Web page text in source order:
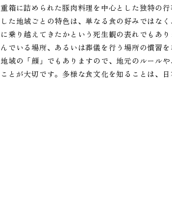
重箱に詰められた豚肉料理を中心とした独特の
した地域ごとの特色は、単なる食の好みではな
に乗り越えてきたかという死生観の表れでもあ
んでいる場所、あるいは葬儀を行う場所の慣習
地域の「顔」でもありますので、地元のルール
ことが大切です。多様な食文化を知ることは、